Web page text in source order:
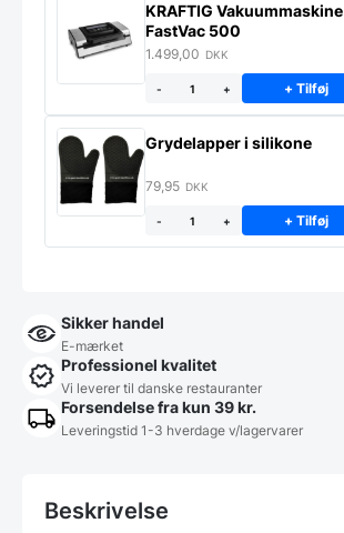
KRAFTIG Vakuummaskine
FastVac 500
1.499,00 DKK
- + + Tilføj
Grydelapper i silikone
79,95 DKK
- + + Tilføj
Sikker handel
E-mærket
Professionel kvalitet
Vi leverer til danske restauranter
Forsendelse fra kun 39 kr.
Leveringstid 1-3 hverdage v/lagervarer
Beskrivelse